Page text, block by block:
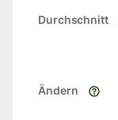
Durchschnitt
Ändern